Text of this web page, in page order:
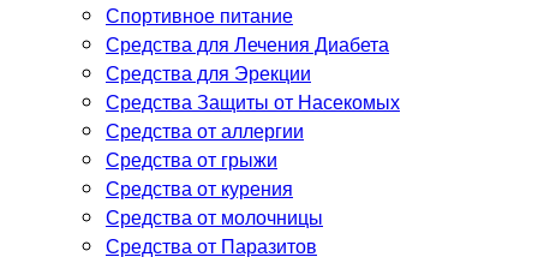
Спортивное питание
Средства для Лечения Диабета
Средства для Эрекции
Средства Защиты от Насекомых
Средства от аллергии
Средства от грыжи
Средства от курения
Средства от молочницы
Средства от Паразитов